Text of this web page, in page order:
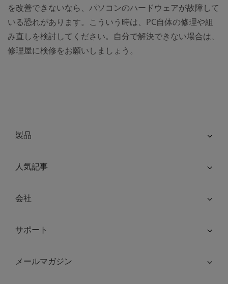
を改善できないなら、パソコンのハードウェアが故障して
いる恐れがあります。こういう時は、PC自体の修理や組
み直しを検討してください。自分で解決できない場合は、
修理屋に検修をお願いしましょう。
製品
人気記事
会社
サポート
メールマガジン